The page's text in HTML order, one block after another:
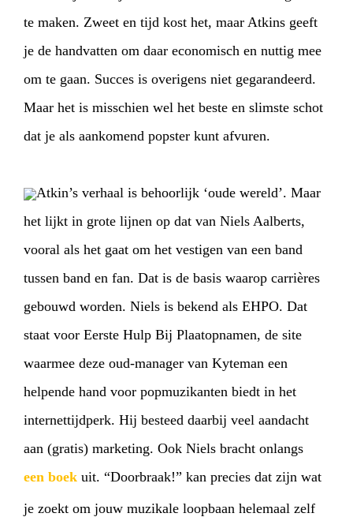
te maken. Zweet en tijd kost het, maar Atkins geeft
je de handvatten om daar economisch en nuttig mee
om te gaan. Succes is overigens niet gegarandeerd.
Maar het is misschien wel het beste en slimste schot
dat je als aankomend popster kunt afvuren.
Atkin’s verhaal is behoorlijk ‘oude wereld’. Maar
het lijkt in grote lijnen op dat van Niels Aalberts,
vooral als het gaat om het vestigen van een band
tussen band en fan. Dat is de basis waarop carrières
gebouwd worden. Niels is bekend als EHPO. Dat
staat voor Eerste Hulp Bij Plaatopnamen, de site
waarmee deze oud-manager van Kyteman een
helpende hand voor popmuzikanten biedt in het
internettijdperk. Hij besteed daarbij veel aandacht
aan (gratis) marketing. Ook Niels bracht onlangs
een boek uit. “Doorbraak!” kan precies dat zijn wat
je zoekt om jouw muzikale loopbaan helemaal zelf